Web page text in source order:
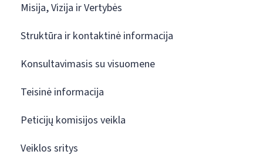
Misija, Vizija ir Vertybės
Struktūra ir kontaktinė informacija
Konsultavimasis su visuomene
Teisinė informacija
Peticijų komisijos veikla
Veiklos sritys